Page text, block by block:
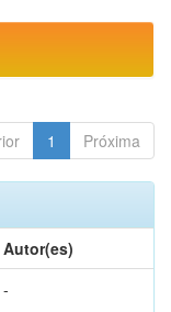
1 Próxima
Autor(es)
-